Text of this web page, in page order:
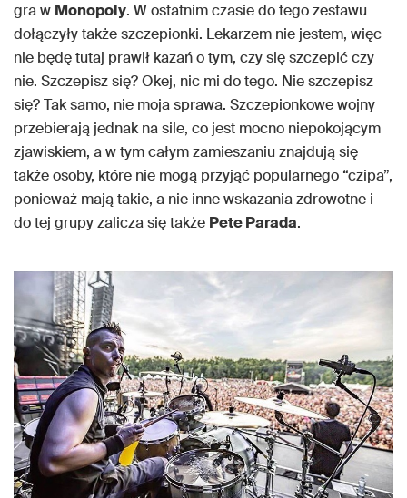
gra w Monopoly. W ostatnim czasie do tego zestawu
dołączyły także szczepionki. Lekarzem nie jestem, więc
nie będę tutaj prawił kazań o tym, czy się szczepić czy
nie. Szczepisz się? Okej, nic mi do tego. Nie szczepisz
się? Tak samo, nie moja sprawa. Szczepionkowe wojny
przebierają jednak na sile, co jest mocno niepokojącym
zjawiskiem, a w tym całym zamieszaniu znajdują się
także osoby, które nie mogą przyjąć popularnego “czipa”,
ponieważ mają takie, a nie inne wskazania zdrowotne i
do tej grupy zalicza się także Pete Parada.